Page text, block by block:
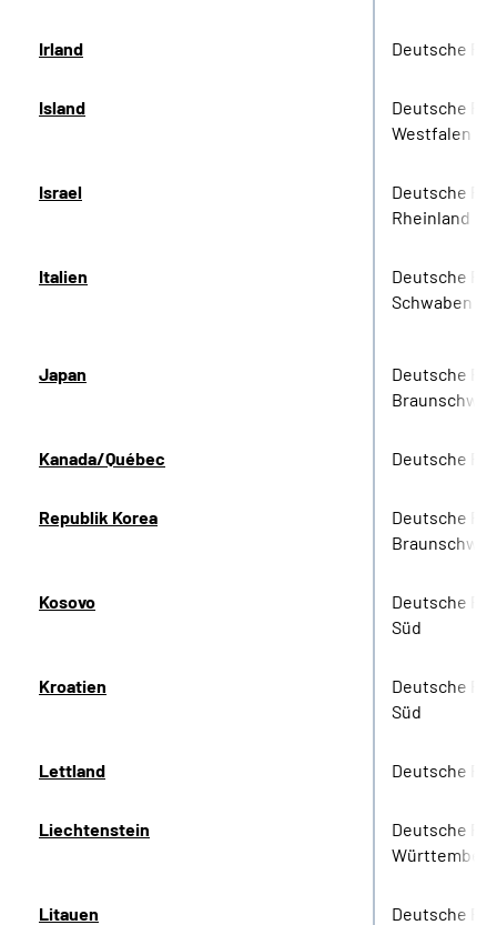
Irland Deutsche
Island
Deutsche
Westfalen
Israel
Deutsche
Rheinland
Italien
Deutsche
Schwaben
Japan
Deutsche
Kanada/Québec Deutsche
Republik Korea
Deutsche
Kosovo
Deutsche
Süd
Kroatien
Deutsche
Süd
Lettland Deutsche
Liechtenstein
Deutsche
Württemberg
Litauen Deutsche